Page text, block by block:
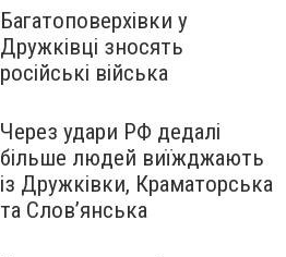
Багатоповерхівки у
Дружківці зносять
російські війська
Через удари РФ дедалі
більше людей виїжджають
із Дружківки, Краматорська
та Слов’янська